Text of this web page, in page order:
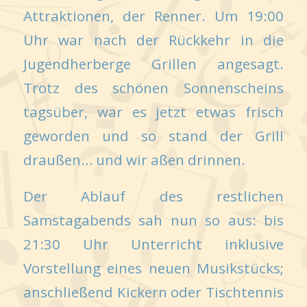
Attraktionen, der Renner. Um 19:00
Uhr war nach der Rückkehr in die
Jugendherberge Grillen angesagt.
Trotz des schönen Sonnenscheins
tagsüber, war es jetzt etwas frisch
geworden und so stand der Grill
draußen… und wir aßen drinnen.
Der Ablauf des restlichen
Samstagabends sah nun so aus: bis
21:30 Uhr Unterricht inklusive
Vorstellung eines neuen Musikstücks;
anschließend Kickern oder Tischtennis